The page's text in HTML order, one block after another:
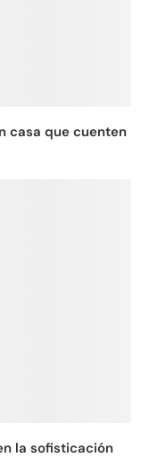
casa que cuenten
la sofisticación